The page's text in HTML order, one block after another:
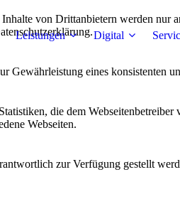
Leistungen Digital
von Drittanbietern werden nur
eines konsistenten
die dem
Webseiten.
zur Verfügung gestellt